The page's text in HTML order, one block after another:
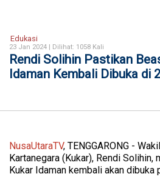
Edukasi
23 Jan 2024 | Dilihat: 1058 Kali
Rendi Solihin Pastikan
Idaman Kembali Dibuka di
NusaUtaraTV, TENGGARONG -
Kartanegara (Kukar), Rendi
Kukar Idaman kembali akan dibuka